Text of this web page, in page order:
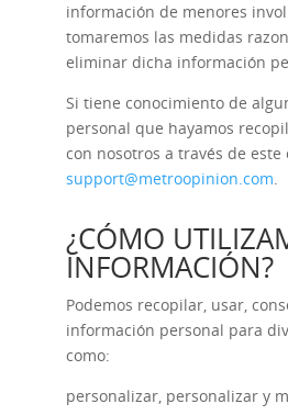
información de menores
tomaremos las medidas
eliminar dicha información
Si tiene conocimiento de
personal que hayamos
con nosotros a través de
support@metroopinion.com.
¿CÓMO
INFORMACIÓN?
Podemos recopilar, usar,
información personal para
como:
personalizar, personalizar y